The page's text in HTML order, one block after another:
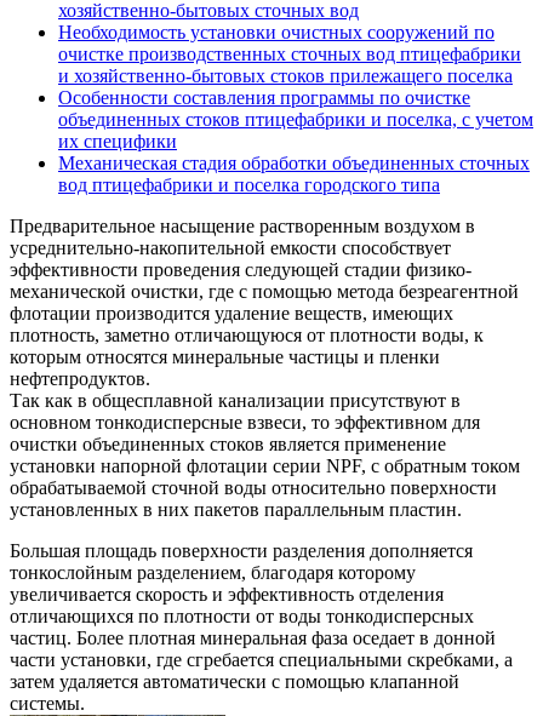
хозяйственно-бытовых сточных вод
Необходимость установки очистных сооружений по
очистке производственных сточных вод птицефабрики
и хозяйственно-бытовых стоков прилежащего поселка
Особенности составления программы по очистке
объединенных стоков птицефабрики и поселка, с учетом
их специфики
Механическая стадия обработки объединенных сточных
вод птицефабрики и поселка городского типа
Предварительное насыщение растворенным воздухом в
усреднительно-накопительной емкости способствует
эффективности проведения следующей стадии физико-
механической очистки, где с помощью метода безреагентной
флотации производится удаление веществ, имеющих
плотность, заметно отличающуюся от плотности воды, к
которым относятся минеральные частицы и пленки
нефтепродуктов.
Так как в общесплавной канализации присутствуют в
основном тонкодисперсные взвеси, то эффективном для
очистки объединенных стоков является применение
установки напорной флотации серии NPF, с обратным током
обрабатываемой сточной воды относительно поверхности
установленных в них пакетов параллельным пластин.
Большая площадь поверхности разделения дополняется
тонкослойным разделением, благодаря которому
увеличивается скорость и эффективность отделения
отличающихся по плотности от воды тонкодисперсных
частиц. Более плотная минеральная фаза оседает в донной
части установки, где сгребается специальными скребками, а
затем удаляется автоматически с помощью клапанной
системы.